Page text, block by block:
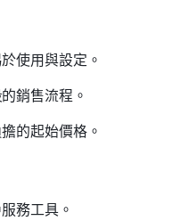
使用與設定。
銷售流程。
的起始價格。
務工具。